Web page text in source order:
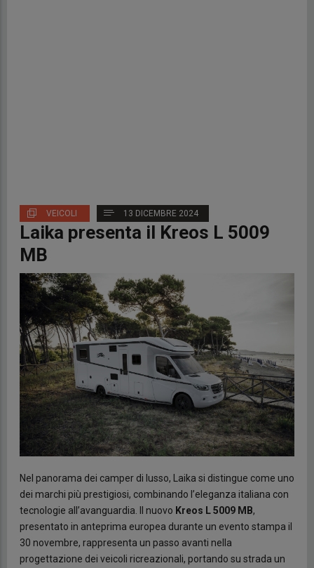
VEICOLI 13 DICEMBRE 2024
Laika presenta il Kreos L 5009
MB
Nel panorama dei camper di lusso, Laika si distingue come uno
dei marchi più prestigiosi, combinando l’eleganza italiana con
tecnologie all’avanguardia. Il nuovo Kreos L 5009 MB,
presentato in anteprima europea durante un evento stampa il
30 novembre, rappresenta un passo avanti nella
progettazione dei veicoli ricreazionali, portando su strada un